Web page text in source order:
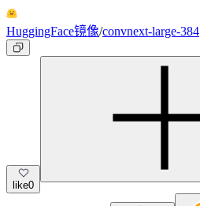
HuggingFace镜像/convnext-large-384
like0